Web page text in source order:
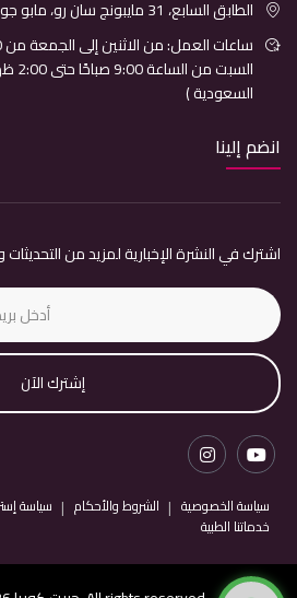
الطابق السابع، 31 مايبونج سان رو، مابو جو، سيول
السعودية )
انضم إلينا
اشترك في النشرة الإخبارية لمزيد من التحديثات
إشترك الآن
سياسة الخصوصية الشروط والأحكام سياسة
خدماتنا الطبية